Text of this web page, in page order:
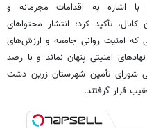
اشاره به اقدامات مجرمانه و
تأکید کرد: انتشار محتواهای
که امنیت روانی جامعه و ارزش‌های
امنیتی پنهان نماند و با رصد
شورای تأمین شهرستان زرین دشت
قرار گرفتند.